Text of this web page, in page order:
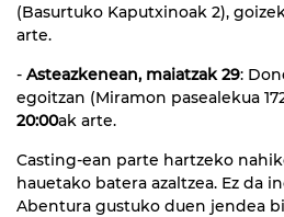
(Basurtuko Kaputxinoak 2),
arte.
- Asteazkenean, maiatzak 29:
egoitzan (Miramon pasealekua
20:00ak arte.
Casting-ean parte hartzeko
hauetako batera azaltzea. Ez da
Abentura gustuko duen jendea